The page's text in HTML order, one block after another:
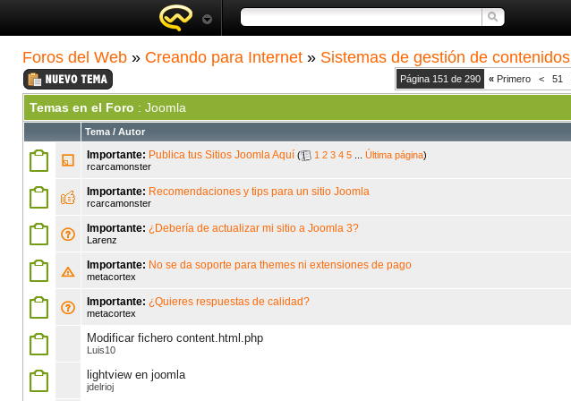
Foros del Web » Creando para Internet » Sistemas de gestión de contenidos
Página 151 de 290 « Primero < 51
Temas en el Foro : Joomla
Tema / Autor
Importante: Publica tus Sitios Joomla Aquí ( 1 2 3 4 5 Última página)
rcarcamonster
Importante: Recomendaciones y tips para un sitio Joomla
rcarcamonster
Importante: ¿Debería de actualizar mi sitio a Joomla 3?
Larenz
Importante: No se da soporte para themes ni extensiones de pago
metacortex
Importante: ¿Quieres respuestas de calidad?
metacortex
Modificar fichero content.html.php
Luis10
lightview en joomla
jdelrioj